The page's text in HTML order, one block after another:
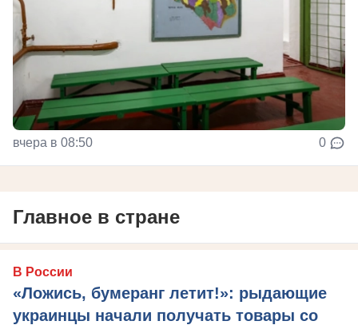
вчера в 08:50 0
Главное в стране
В России
«Ложись, бумеранг летит!»: рыдающие
украинцы начали получать товары со